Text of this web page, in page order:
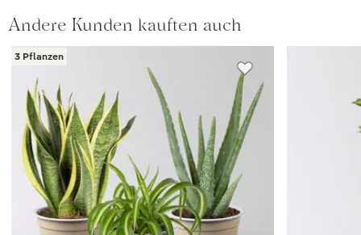
Andere Kunden kauften auch
3 Pflanzen